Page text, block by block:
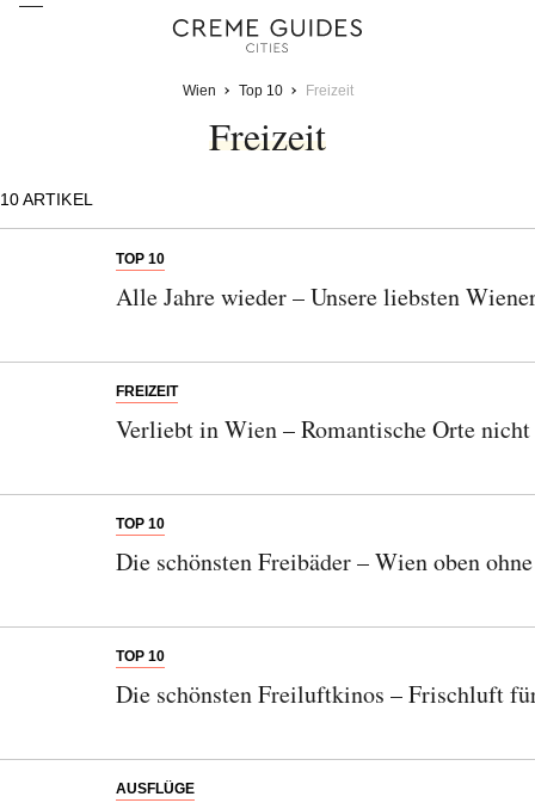
Wien Top 10 Freizeit
Freizeit
10ARTIKEL
TOP 10
Alle Jahre wieder – Unsere liebsten
FREIZEIT
Verliebt in Wien – Romantische Orte
TOP 10
Die schönsten Freibäder – Wien oben ohne
TOP 10
Die schönsten Freiluftkinos – Frischluft
AUSFLÜGE